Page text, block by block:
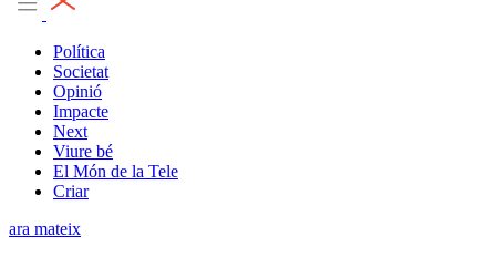
Política
Societat
Opinió
Impacte
Next
Viure bé
El Món de la Tele
Criar
ara mateix